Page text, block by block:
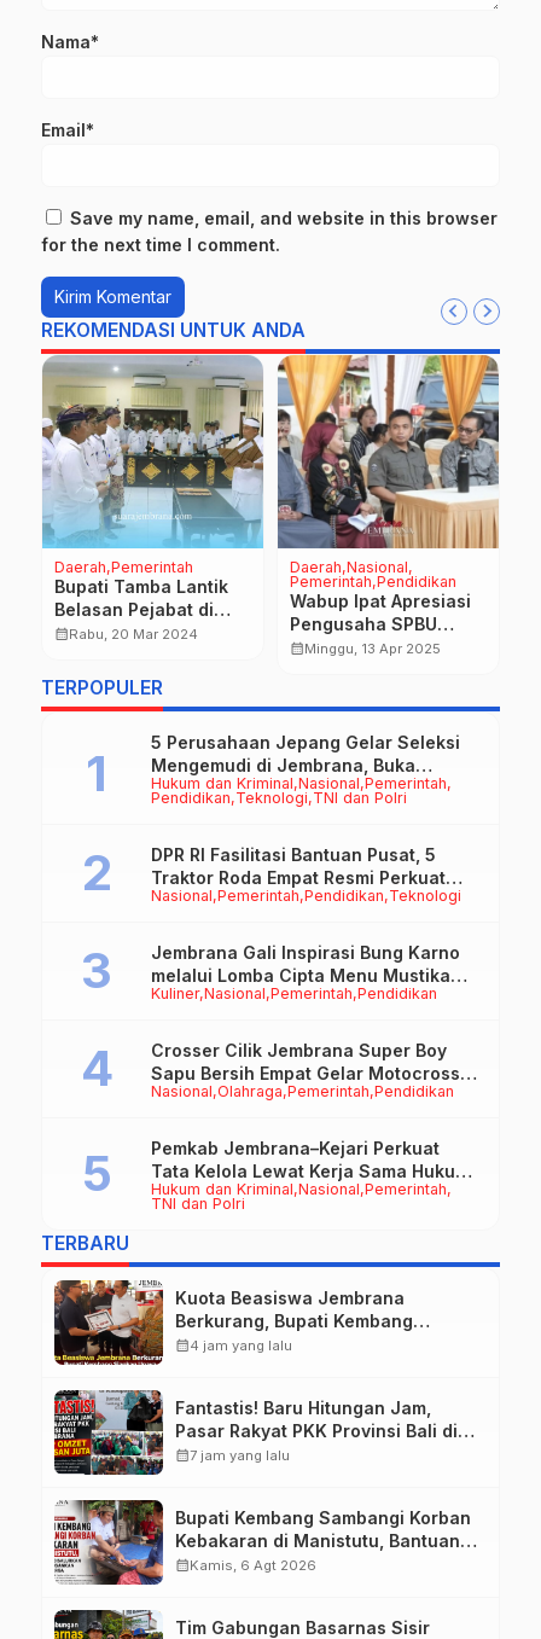
Nama*
Email*
Save my name, email, and website in this browser
for the next time I comment.
REKOMENDASI UNTUK ANDA
Daerah Pemerintah
Bupati Tamba Lantik
Belasan Pejabat di
Lingkungan Pemkab
calendar_monthRabu, 20 Mar 2024
Daerah Nasional
Pemerintah Pendidikan
Wabup Ipat Apresiasi
Pengusaha SPBU
Bagikan Paket
Anak Yatim
calendar_monthMinggu, 13 Apr 2025
TERPOPULER
Hukum dan Kriminal Nasional Pemerintah
Pendidikan Teknologi TNI dan Polri
5 Perusahaan Jepang Gelar Seleksi
Mengemudi di Jembrana, Buka
Peluang Kerja bagi Calon PMI
Nasional Pemerintah Pendidikan Teknologi
DPR RI Fasilitasi Bantuan Pusat, 5
Traktor Roda Empat Resmi Perkuat
Mekanisasi Pertanian Jembrana
Kuliner Nasional Pemerintah Pendidikan
Jembrana Gali Inspirasi Bung Karno
melalui Lomba Cipta Menu Mustika
Rasa
Nasional Olahraga Pemerintah Pendidikan
Crosser Cilik Jembrana Super Boy
Sapu Bersih Empat Gelar Motocross
50cc
Hukum dan Kriminal Nasional Pemerintah
TNI dan Polri
Pemkab Jembrana–Kejari Perkuat
Tata Kelola Lewat Kerja Sama Hukum
Datun
TERBARU
Kuota Beasiswa Jembrana
Berkurang, Bupati Kembang
Siapkan Upaya Penambahan di
calendar_month4 jam yang lalu
Fantastis! Baru Hitungan Jam,
Pasar Rakyat PKK Provinsi Bali di
Jembrana Raup Omzet Ratusan
calendar_month7 jam yang lalu
Bupati Kembang Sambangi Korban
Kebakaran di Manistutu, Bantuan
Disalurkan untuk Ringankan Beban
calendar_monthKamis, 6 Agt 2026
Tim Gabungan Basarnas Sisir